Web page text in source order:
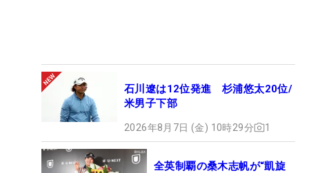
石川遼は12位発進 杉浦悠太20位/
米男子下部
2026年8月7日 (金) 10時29分 1
全英制覇の桑木志帆が“凱旋